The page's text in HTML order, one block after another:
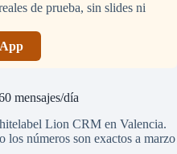
de prueba, sin slides ni
mensajes/día
Lion CRM en Valencia.
números son exactos a marzo